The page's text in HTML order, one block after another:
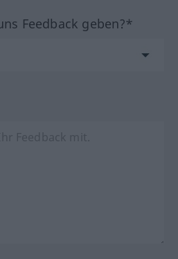
Feedback geben?*